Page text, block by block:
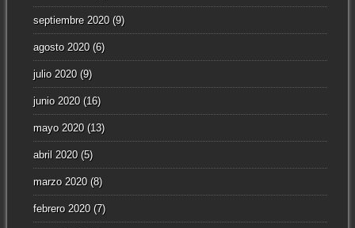
septiembre 2020(9)
agosto 2020(6)
julio 2020(9)
junio 2020(16)
mayo 2020(13)
abril 2020(5)
marzo 2020(8)
febrero 2020(7)